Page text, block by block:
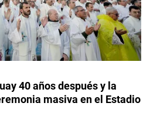
40 años después y la
masiva en el Estadio